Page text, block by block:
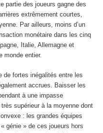
partie des joueurs gagne des
extrêmement courtes,
Par ailleurs, moins d’un
monétaire dans les cinq
Italie, Allemagne et
monde entier.
de fortes inégalités entre les
accrues. Baisser les
à une impasse
supérieur à la moyenne dont
: les grandes équipes
génie » de ces joueurs hors